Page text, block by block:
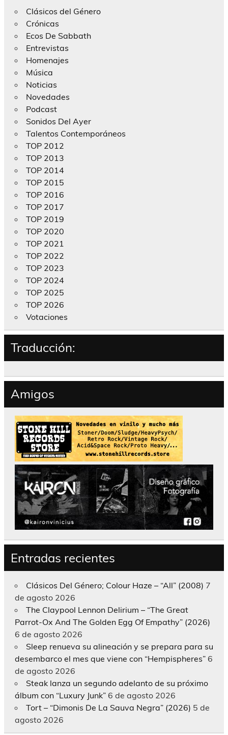
Clásicos del Género
Crónicas
Ecos De Sabbath
Entrevistas
Homenajes
Música
Noticias
Novedades
Podcast
Sonidos Del Ayer
Talentos Contemporáneos
TOP 2012
TOP 2013
TOP 2014
TOP 2015
TOP 2016
TOP 2017
TOP 2019
TOP 2020
TOP 2021
TOP 2022
TOP 2023
TOP 2024
TOP 2025
TOP 2026
Votaciones
Traducción:
Amigos
Entradas recientes
Clásicos Del Género; Colour Haze – “All” (2008) 7
de agosto 2026
The Claypool Lennon Delirium – “The Great
Parrot-Ox And The Golden Egg Of Empathy” (2026)
6 de agosto 2026
Sleep renueva su alineación y se prepara para su
desembarco el mes que viene con “Hempispheres” 6
de agosto 2026
Steak lanza un segundo adelanto de su próximo
álbum con “Luxury Junk” 6 de agosto 2026
Tort – “Dimonis De La Sauva Negra” (2026) 5 de
agosto 2026